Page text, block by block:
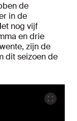
de
in de
nog vijf
en drie
zijn de
dit seizoen de